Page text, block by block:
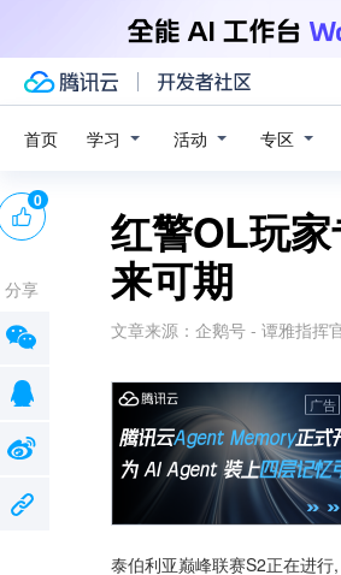
首页 学习 活动 专区
红警OL玩
来可期
文章来源： 企鹅号 - 谭雅指挥
广告
泰伯利亚巅峰联赛S2正在进行
0
分享